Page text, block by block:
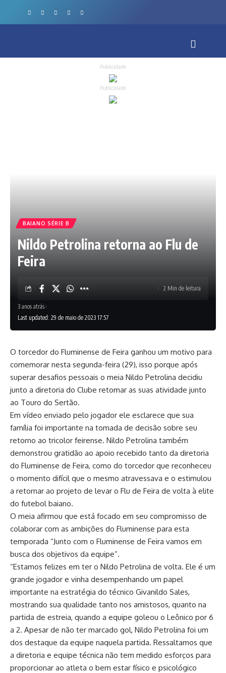
Publicidade
Publicidade
BAIANO SÉRIE B
Nildo Petrolina retorna ao Flu de
Feira
Last updated: 29 de maio de 2023 17:57
3 anos atrás
2 Min de leitura
O torcedor do Fluminense de Feira ganhou um motivo para
comemorar nesta segunda-feira (29), isso porque após
superar desafios pessoais o meia Nildo Petrolina decidiu
junto a diretoria do Clube retomar as suas atividade junto
ao Touro do Sertão.
Em vídeo enviado pelo jogador ele esclarece que sua
família foi importante na tomada de decisão sobre seu
retorno ao tricolor feirense. Nildo Petrolina também
demonstrou gratidão ao apoio recebido tanto da diretoria
do Fluminense de Feira, como do torcedor que reconheceu
o momento difícil que o mesmo atravessava e o estimulou
a retornar ao projeto de levar o Flu de Feira de volta à elite
do futebol baiano.
O meia afirmou que está focado em seu compromisso de
colaborar com as ambições do Fluminense para esta
temporada “Junto com o Fluminense de Feira vamos em
busca dos objetivos da equipe”.
“Estamos felizes em ter o Nildo Petrolina de volta. Ele é um
grande jogador e vinha desempenhando um papel
importante na estratégia do técnico Givanildo Sales,
mostrando sua qualidade tanto nos amistosos, quanto na
partida de estreia, quando a equipe goleou o Leônico por 6
a 2. Apesar de não ter marcado gol, Nildo Petrolina foi um
dos destaque da equipe naquela partida. Ressaltamos que
a diretoria e equipe técnica não tem medido esforços para
proporcionar ao atleta o bem estar físico e psicológico